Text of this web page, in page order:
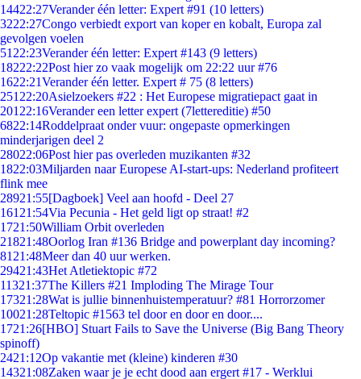
14422:27Verander één letter: Expert #91 (10 letters)
3222:27Congo verbiedt export van koper en kobalt, Europa zal
gevolgen voelen
51 22:23Verander één letter: Expert #143 (9 letters)
18222:22Post hier zo vaak mogelijk om 22:22 uur #76
1622:21Verander één letter. Expert # 75 (8 letters)
251 22:20Asielzoekers #22 : Het Europese migratiepact gaat in
201 22:16Verander een letter expert (7lettereditie) #50
6822:14Roddelpraat onder vuur: ongepaste opmerkingen
minderjarigen deel 2
28022:06Post hier pas overleden muzikanten #32
1822:03Miljarden naar Europese AI-start-ups: Nederland profiteert
flink mee
28921:55[Dagboek] Veel aan hoofd - Deel 27
161 21:54Via Pecunia - Het geld ligt op straat! #2
1721:50William Orbit overleden
21821:48Oorlog Iran #136 Bridge and powerplant day incoming?
81 21:48Meer dan 40 uur werken.
29421:43Het Atletiektopic #72
11321:37The Killers #21 Imploding The Mirage Tour
17321:28Wat is jullie binnenhuistemperatuur? #81 Horrorzomer
10021:28Teltopic #1563 tel door en door en door....
1721:26[HBO] Stuart Fails to Save the Universe (Big Bang Theory
spinoff)
2421:12Op vakantie met (kleine) kinderen #30
14321:08Zaken waar je je echt dood aan ergert #17 - Werklui